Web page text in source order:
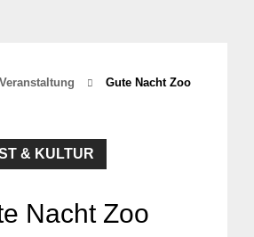
Veranstaltung Gute Nacht Zoo
& KULTUR
Nacht Zoo